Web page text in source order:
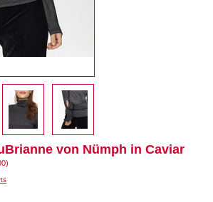
von Nümph in Caviar